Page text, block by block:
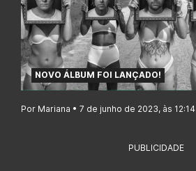
NOVO ÁLBUM FOI LANÇADO!
Por Mariana • 7 de junho de 2023, às 12:14
PUBLICIDADE